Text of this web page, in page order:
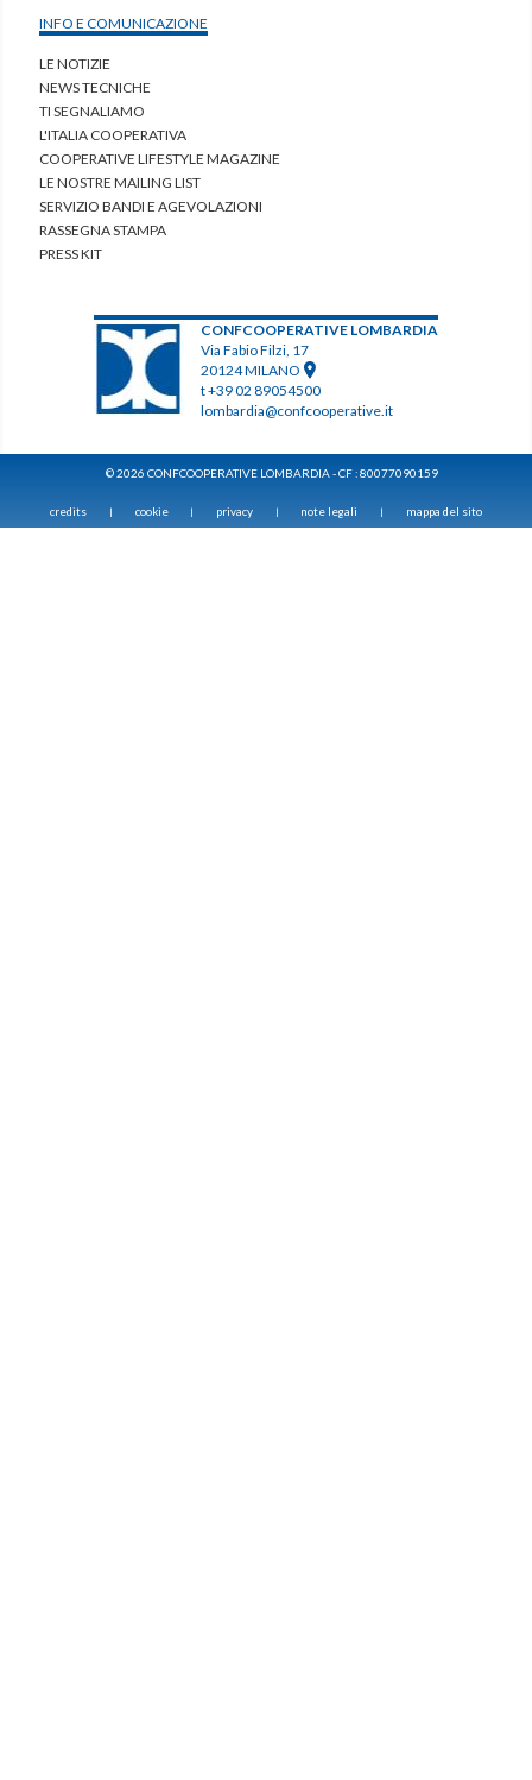
INFO E COMUNICAZIONE
LE NOTIZIE
NEWS TECNICHE
TI SEGNALIAMO
L'ITALIA COOPERATIVA
COOPERATIVE LIFESTYLE MAGAZINE
LE NOSTRE MAILING LIST
SERVIZIO BANDI E AGEVOLAZIONI
RASSEGNA STAMPA
PRESS KIT
CONFCOOPERATIVE LOMBARDIA
Via Fabio Filzi, 17
20124 MILANO
t +39 02 89054500
lombardia@confcooperative.it
© 2026 CONFCOOPERATIVE LOMBARDIA - CF : 80077090159
credits | cookie | privacy | note legali | mappa del sito